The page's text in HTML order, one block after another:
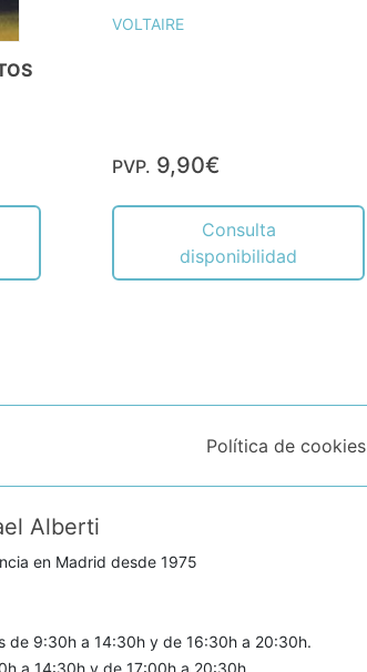
VOLTAIRE
PVP. 9,90€
Consulta
disponibilidad
Política de cookies
Alberti
en Madrid desde 1975
de 9:30h a 14:30h y de 16:30h a 20:30h.
a 14:30h y de 17:00h a 20:30h.